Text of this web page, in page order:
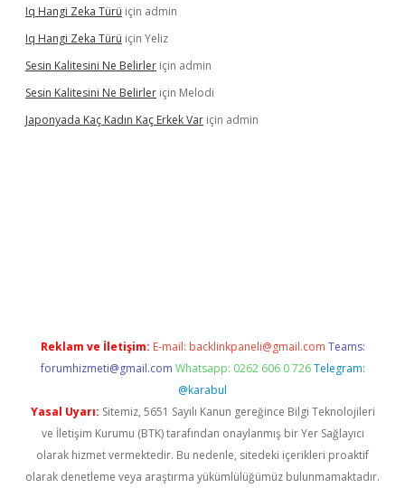
Iq Hangi Zeka Türü için admin
Iq Hangi Zeka Türü için Yeliz
Sesin Kalitesini Ne Belirler için admin
Sesin Kalitesini Ne Belirler için Melodi
Japonyada Kaç Kadın Kaç Erkek Var için admin
Reklam ve İletişim: E-mail: backlinkpaneli@gmail.com Teams:
forumhizmeti@gmail.com Whatsapp: 0262 606 0 726 Telegram:
@karabul
Yasal Uyarı: Sitemiz, 5651 Sayılı Kanun gereğince Bilgi Teknolojileri
ve İletişim Kurumu (BTK) tarafından onaylanmış bir Yer Sağlayıcı
olarak hizmet vermektedir. Bu nedenle, sitedeki içerikleri proaktif
olarak denetleme veya araştırma yükümlülüğümüz bulunmamaktadır.